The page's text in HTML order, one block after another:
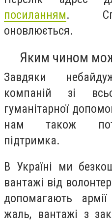
посиланням.
оновлюється.
Яким чином
Завдяки
компаній зі
гуманітарної
нам також
підтримка.
В Україні ми
вантажі від
допомагають
жаль, вантажі з